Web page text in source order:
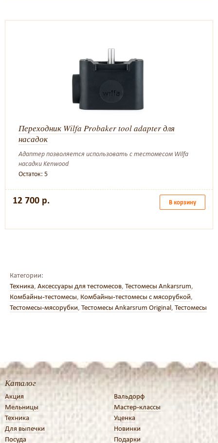
Переходник Wilfa Probaker tool adapter для
насадок
Адаптер позволяется использовать с тестомесом Wilfa
насадки Kenwood
Остаток: 5
12 700 р. В корзину
Категории:
Техника, Аксессуары для тестомесов, Тестомесы Ankarsrum,
Комбайны-тестомесы, Комбайны-тестомесы с мясорубкой,
Тестомесы-мясорубки, Тестомесы Ankarsrum Original, Тестомесы
Каталог
Акция
Мельницы
Техника
Для выпечки
Посуда
Вальдорф
Мастер-классы
Уценка
Новинки
Подарки